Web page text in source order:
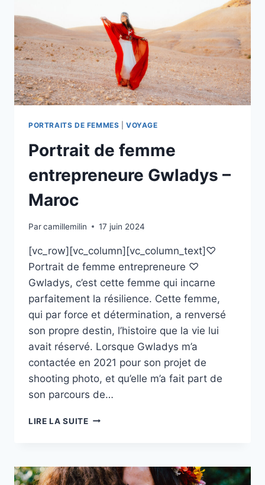
PORTRAITS DE FEMMES |VOYAGE
Portrait de femme
entrepreneure Gwladys –
Maroc
Parcamillemilin 17 juin 2024
[vc_row][vc_column][vc_column_text]♡
Portrait de femme entrepreneure ♡
Gwladys, c’est cette femme qui incarne
parfaitement la résilience. Cette femme,
qui par force et détermination, a renversé
son propre destin, l’histoire que la vie lui
avait réservé. Lorsque Gwladys m’a
contactée en 2021 pour son projet de
shooting photo, et qu’elle m’a fait part de
son parcours de…
LIRE LA SUITEPORTRAIT
GWLADYS
–